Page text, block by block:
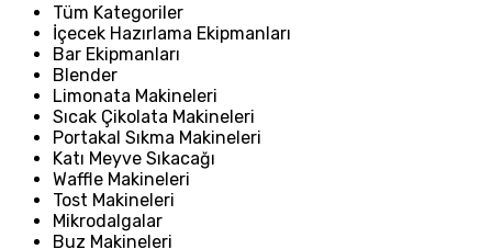
Tüm Kategoriler
İçecek Hazırlama Ekipmanları
Bar Ekipmanları
Blender
Limonata Makineleri
Sıcak Çikolata Makineleri
Portakal Sıkma Makineleri
Katı Meyve Sıkacağı
Waffle Makineleri
Tost Makineleri
Mikrodalgalar
Buz Makineleri